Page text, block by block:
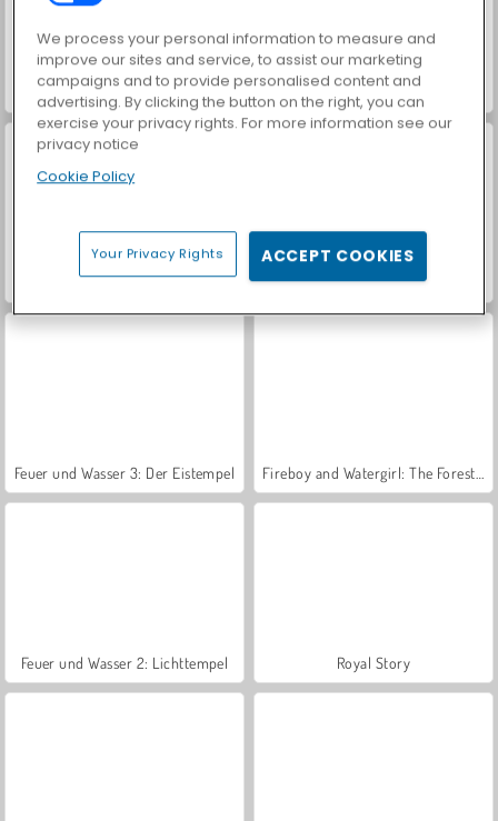
Hidden Object: Street of Secrets VegaMix Da Vinci Puzzles
Feuer und Wasser 4: Kristalltempel Feuer und Wasser 6: Märchen
Feuer und Wasser 3: Der Eistempel
Feuer und Wasser 2: Lichttempel Royal Story
We process your personal information to measure and
improve our sites and service, to assist our marketing
campaigns and to provide personalised content and
advertising. By clicking the button on the right, you can
exercise your privacy rights. For more information see our
privacy notice
Cookie Policy
Your Privacy Rights ACCEPT COOKIES